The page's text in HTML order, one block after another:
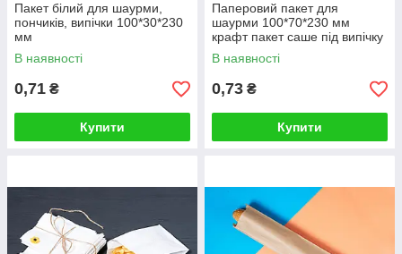
Пакет білий для шаурми,
пончиків, випічки 100*30*230
мм
В наявності
0,71 ₴
Купити
Паперовий пакет для
шаурми 100*70*230 мм
крафт пакет саше під випічку
В наявності
0,73 ₴
Купити